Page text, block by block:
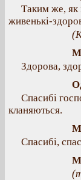
Таким же, як
живенькі-
Здорова,
Спасибі
кланяються.
Спасибі,